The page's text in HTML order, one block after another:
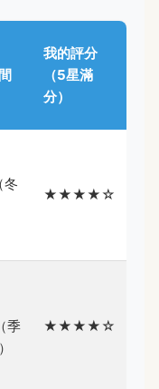
我的評分
（5星滿
分）
冬
★★★★☆
季
★★★★☆